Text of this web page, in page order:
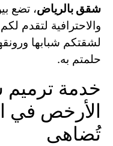
شقق بالرياض، تضع
والاحترافية لتقدم
لشقتكم شبابها
حلمتم به.
خدمة ترميم
الأرخص في
تُضاهى